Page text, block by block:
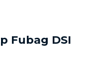
Fubag DSI